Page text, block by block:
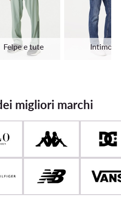
Felpe e tute Intimo
migliori marchi